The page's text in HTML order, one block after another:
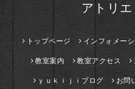
アトリ
トップページ インフォメー
教室案内 教室アクセス
ｙｕｋｉｊｉブログ お問